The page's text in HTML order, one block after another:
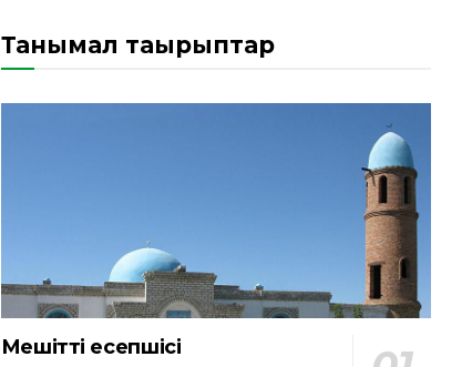
Танымал тақырыптар
Мешіттің есепшісі